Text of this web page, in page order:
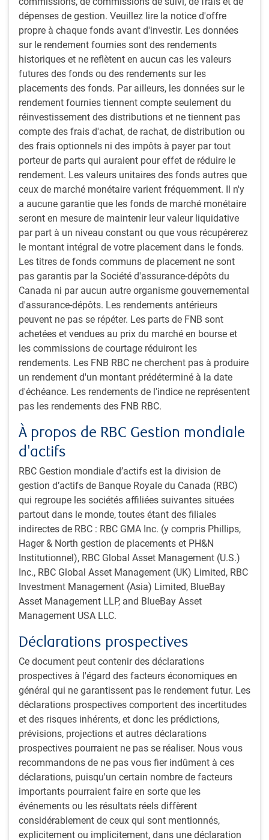
dépenses de gestion. Veuillez lire la notice d'offre
propre à chaque fonds avant d'investir. Les données
sur le rendement fournies sont des rendements
historiques et ne reflètent en aucun cas les valeurs
futures des fonds ou des rendements sur les
placements des fonds. Par ailleurs, les données sur le
rendement fournies tiennent compte seulement du
réinvestissement des distributions et ne tiennent pas
compte des frais d'achat, de rachat, de distribution ou
des frais optionnels ni des impôts à payer par tout
porteur de parts qui auraient pour effet de réduire le
rendement. Les valeurs unitaires des fonds autres que
ceux de marché monétaire varient fréquemment. Il n'y
a aucune garantie que les fonds de marché monétaire
seront en mesure de maintenir leur valeur liquidative
par part à un niveau constant ou que vous récupérerez
le montant intégral de votre placement dans le fonds.
Les titres de fonds communs de placement ne sont
pas garantis par la Société d'assurance-dépôts du
Canada ni par aucun autre organisme gouvernemental
d'assurance-dépôts. Les rendements antérieurs
peuvent ne pas se répéter. Les parts de FNB sont
achetées et vendues au prix du marché en bourse et
les commissions de courtage réduiront les
rendements. Les FNB RBC ne cherchent pas à produire
un rendement d'un montant prédéterminé à la date
d'échéance. Les rendements de l'indice ne représentent
pas les rendements des FNB RBC.
À propos de RBC Gestion mondiale
d'actifs
RBC Gestion mondiale d’actifs est la division de
gestion d’actifs de Banque Royale du Canada (RBC)
qui regroupe les sociétés affiliées suivantes situées
partout dans le monde, toutes étant des filiales
indirectes de RBC : RBC GMA Inc. (y compris Phillips,
Hager & North gestion de placements et PH&N
Institutionnel), RBC Global Asset Management (U.S.)
Inc., RBC Global Asset Management (UK) Limited, RBC
Investment Management (Asia) Limited, BlueBay
Asset Management LLP, and BlueBay Asset
Management USA LLC.
Déclarations prospectives
Ce document peut contenir des déclarations
prospectives à l'égard des facteurs économiques en
général qui ne garantissent pas le rendement futur. Les
déclarations prospectives comportent des incertitudes
et des risques inhérents, et donc les prédictions,
prévisions, projections et autres déclarations
prospectives pourraient ne pas se réaliser. Nous vous
recommandons de ne pas vous fier indûment à ces
déclarations, puisqu'un certain nombre de facteurs
importants pourraient faire en sorte que les
événements ou les résultats réels diffèrent
considérablement de ceux qui sont mentionnés,
explicitement ou implicitement, dans une déclaration
forte valeur ajoutée.
La reprise à Hong Kong :les prix de l’immobilier se
sont redressés depuis leur creux de 2025, et le volume
des opérations est en forte hausse d’une année sur
l’autre. Force est de constater que Hong Kong a repris
de la vigueur après des années de restrictions sanitaires
drastiques qui ont décimé les communautés
d’expatriés.
La première étape de notre récent voyage était Guangzhou.
Pour l’une des plus grandes villes de Chine, l’ambiance y
était étonnamment détendue. Ce n’est pas seulement lié à
sa silhouette, mais aussi au fait qu’une grande partie de la
vie semble se dérouler en dehors du travail. Les rues
longeant le fleuve étaient animées, bondées de gens qui se
promenaient, dansaient et se rassemblaient dans des
restaurants en plein air entre amis ou en famille. Les
fameux « dai pai dong » de la ville lui confèrent une énergie
qui semble davantage sociale que commerciale1 .
Toutefois, ce qui distingue vraiment Guangzhou, c’est son
rôle de ville majeure au sein de la Région de la Grande Baie
de Guangdong-Hong Kong-Macao (Greater Bay Area
GBA) en Chine. L’envergure et l’efficacité de la gare sud de
la ville, le plus grand carrefour ferroviaire à grande vitesse
du sud de la Chine, nous ont immédiatement
impressionnés et ont donné le ton à notre visite.
Comptant parmi les gares les plus fréquentées de Chine,
elle a accueilli 21,8 millions de voyageurs pendant les
40 jours de la fête du Printemps de cette année 2, avec des
trains partant toutes les minutes aux heures de pointe, à
l’instar du métro londonien, mais sans saturation.
À plus grande échelle, la GBA est une initiative stratégique
visant à coordonner le développement économique
régional pour une population de 88 millions d’habitants et
un PIB de 15 000 milliards de RMB (2024) 3. La
construction de cette région économique vise à promouvoir
un développement axé sur l’innovation en tirant parti des
atouts globaux de ces villes, réputées pour leurs services
financiers, leurs capacités de production, leur innovation et
leur rôle de plaques tournantes. Au-delà du soutien général
création de valeur dépend fortement de la robustesse du
système d’infrastructure.
Il est clair que Guangzhou mise avant tout sur la
connectivité, tant sur le terrain qu’en ce qui concerne son
développement régional au sein de la GBA.
Shanghai
Shanghai dégageait une énergie tout à fait différente, avec
un rythme plus effréné. De retour dans une ville que nous
avions visitée à plusieurs reprises au cours des deux
dernières années, nous avons remarqué que l’aéroport
comptait bien plus de voyageurs et que les quartiers du
centre comptaient davantage de touristes étrangers que